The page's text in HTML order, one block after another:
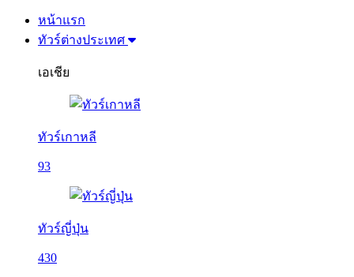
หน้าแรก
ทัวร์ต่างประเทศ
เอเชีย
ทัวร์เกาหลี
93
ทัวร์ญี่ปุ่น
430